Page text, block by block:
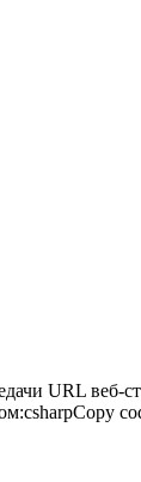
URL